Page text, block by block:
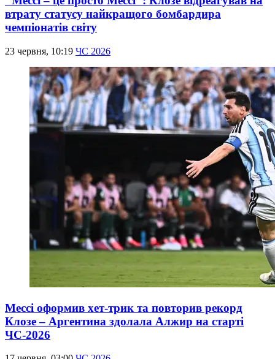
втрату статусу найкращого бомбардира
чемпіонатів світу
23 червня, 10:19 ЧС 2026
Мессі оформив хет-трик та повторив рекорд
Клозе – Аргентина здолала Алжир на старті
ЧС-2026